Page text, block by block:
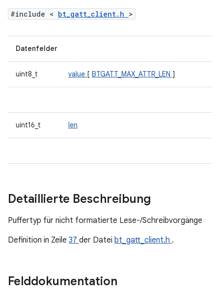
#include < bt_gatt_client.h >
Datenfelder
uint8_t value [ BTGATT_MAX_ATTR_LEN ]
uint16_t len
Detaillierte Beschreibung
Puffertyp für nicht formatierte Lese-/Schreibvorgänge
Definition in Zeile 37 der Datei bt_gatt_client.h .
Felddokumentation